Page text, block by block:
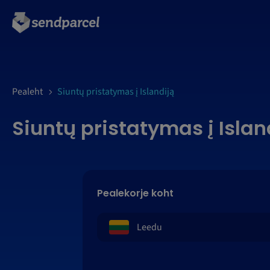
Pealeht Siuntų pristatymas į Islandiją
Siuntų pristatymas į
Pealekorje koht